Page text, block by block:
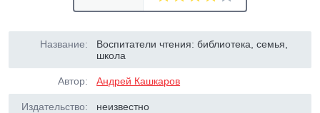
Название:
Воспитатели чтения: библиотека, семья,
школа
Автор: Андрей Кашкаров
Издательство: неизвестно